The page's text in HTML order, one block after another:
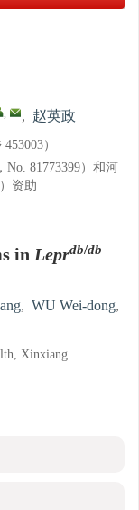
, , 赵英政
）
No. 81773399）和河
资助
in Leprdb/db
, WU Wei-dong,
Xinxiang